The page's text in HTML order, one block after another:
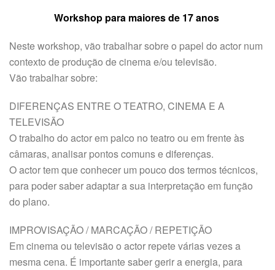
Workshop para maiores de 17 anos
Neste workshop, vão trabalhar sobre o papel do actor num
contexto de produção de cinema e/ou televisão.
Vão trabalhar sobre:
DIFERENÇAS ENTRE O TEATRO, CINEMA E A
TELEVISÃO
O trabalho do actor em palco no teatro ou em frente às
câmaras, analisar pontos comuns e diferenças.
O actor tem que conhecer um pouco dos termos técnicos,
para poder saber adaptar a sua interpretação em função
do plano.
IMPROVISAÇÃO / MARCAÇÃO / REPETIÇÃO
Em cinema ou televisão o actor repete várias vezes a
mesma cena. É importante saber gerir a energia, para